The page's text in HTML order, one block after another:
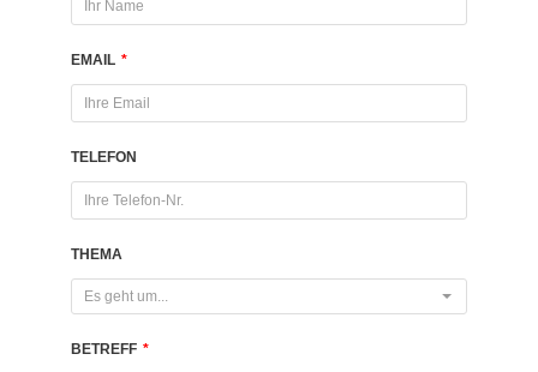
EMAIL *
TELEFON
THEMA
Es geht um...
BETREFF *